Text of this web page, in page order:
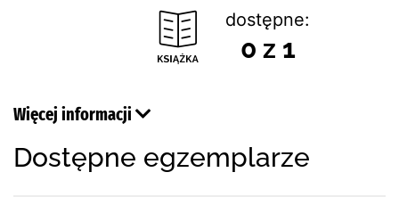
dostępne:
0 z 1
Więcej informacji
Dostępne egzemplarze